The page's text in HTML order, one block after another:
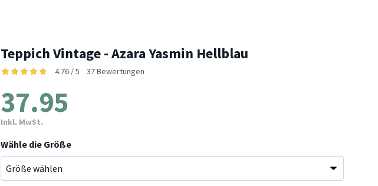
Teppich Vintage - Azara Yasmin Hellblau
4.76 / 5 37 Bewertungen
37.95
Inkl. MwSt.
Wähle die Größe